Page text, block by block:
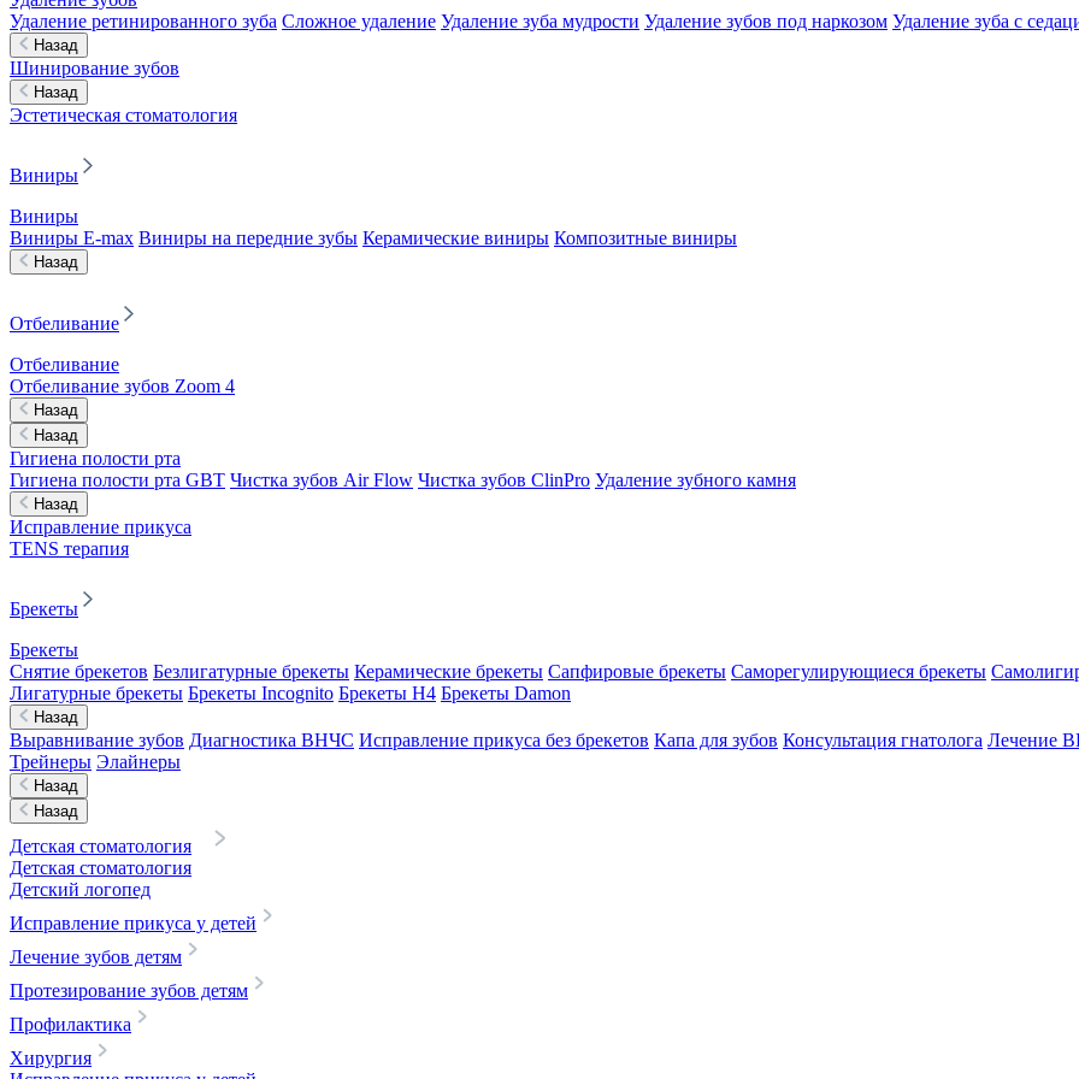
Удаление ретинированного зуба Сложное удаление Удаление зуба мудрости Удаление зубов под наркозом Удаление зуба с
Назад
Шинирование зубов
Назад
Эстетическая стоматология
Виниры
Виниры
Виниры E-max Виниры на передние зубы Керамические виниры Композитные виниры
Назад
Отбеливание
Отбеливание
Отбеливание зубов Zoom 4
Назад
Назад
Гигиена полости рта
Гигиена полости рта GBT Чистка зубов Air Flow Чистка зубов ClinPro Удаление зубного камня
Назад
Исправление прикуса
TENS терапия
Брекеты
Брекеты
Снятие брекетов Безлигатурные брекеты Керамические брекеты Сапфировые брекеты Саморегулирующиеся брекеты
Лигатурные брекеты Брекеты Incognito Брекеты H4 Брекеты Damon
Назад
Выравнивание зубов Диагностика ВНЧС Исправление прикуса без брекетов Капа для зубов Консультация гнатолога Лечение
Трейнеры Элайнеры
Назад
Назад
Детская стоматология
Детская стоматология
Детский логопед
Исправление прикуса у детей
Лечение зубов детям
Протезирование зубов детям
Профилактика
Хирургия